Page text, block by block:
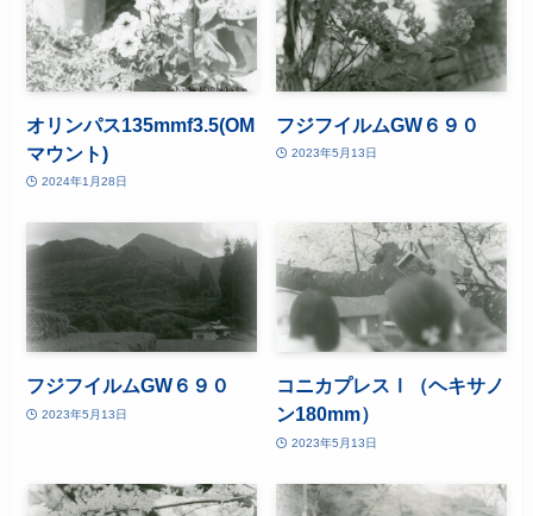
オリンパス135mmf3.5(OM
マウント)
2024年1月28日
フジフイルムGW６９０
2023年5月13日
フジフイルムGW６９０
2023年5月13日
コニカプレスⅠ（ヘキサノ
ン180mm）
2023年5月13日